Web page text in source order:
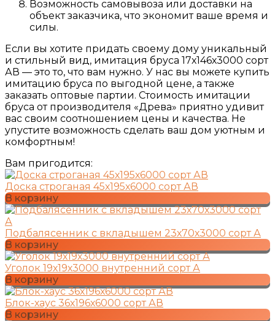
Возможность самовывоза или доставки на
объект заказчика, что экономит ваше время и
силы.
Если вы хотите придать своему дому уникальный
и стильный вид, имитация бруса 17х146х3000 сорт
АВ — это то, что вам нужно. У нас вы можете купить
имитацию бруса по выгодной цене, а также
заказать оптовые партии. Стоимость имитации
бруса от производителя «Древа» приятно удивит
вас своим соотношением цены и качества. Не
упустите возможность сделать ваш дом уютным и
комфортным!
Вам пригодится:
Доска строганая 45х195х6000 сорт АВ
В корзину
Подбалясенник с вкладышем 23х70х3000 сорт А
В корзину
Уголок 19х19х3000 внутренний сорт А
В корзину
Блок-хаус 36х196х6000 сорт АВ
В корзину